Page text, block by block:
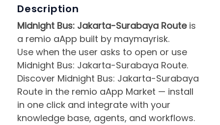
Description
Midnight Bus: Jakarta-Surabaya Routeis
a remio aApp built by maymayrisk.
Use when the user asks to open or use
Midnight Bus: Jakarta-Surabaya Route.
Discover Midnight Bus: Jakarta-Surabaya
Route in the remio aApp Market — install
in one click and integrate with your
knowledge base, agents, and workflows.